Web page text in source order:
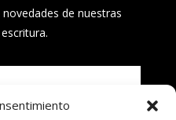
de nuestras